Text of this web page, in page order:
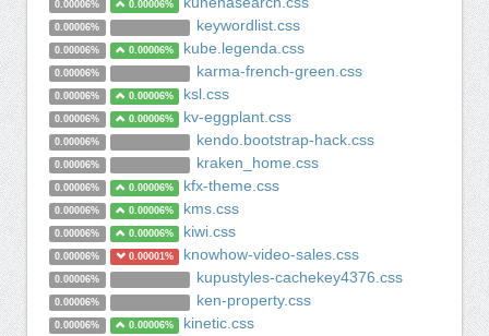
0.00006% 0.00006%
0.00006% keywordlist.css
0.00006% 0.00006% kube.legenda.css
0.00006% karma-french-green.css
0.00006% 0.00006% ksl.css
0.00006% 0.00006% kv-eggplant.css
0.00006% kendo.bootstrap-hack.css
0.00006% kraken_home.css
0.00006% 0.00006% kfx-theme.css
0.00006% 0.00006% kms.css
0.00006% 0.00006% kiwi.css
0.00006% 0.00001% knowhow-video-sales.css
0.00006% kupustyles-cachekey4376.css
0.00006% ken-property.css
0.00006% 0.00006% kinetic.css